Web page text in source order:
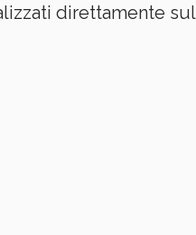
direttamente sul